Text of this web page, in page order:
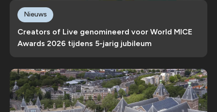
Creators of Live genomineerd voor World MICE
Awards 2026 tijdens 5-jarig jubileum
Nieuws